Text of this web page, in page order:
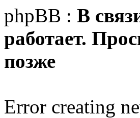
phpBB : В
работает.
позже
Error creating